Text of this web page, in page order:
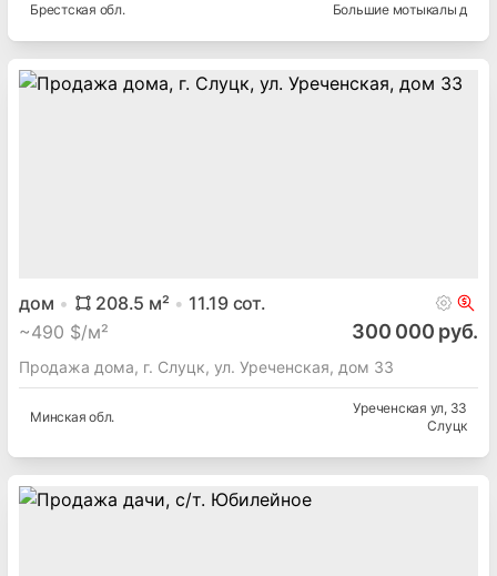
Брестская обл. Большие мотыкалы д
дом 208.5 м² 11.19сот.
~490 $/м² 300 000 руб.
Продажа дома, г. Слуцк, ул. Уреченская, дом 33
Минская обл.
Уреченская ул, 33
Слуцк